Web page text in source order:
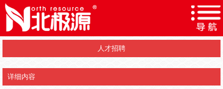
人才招聘
详细内容